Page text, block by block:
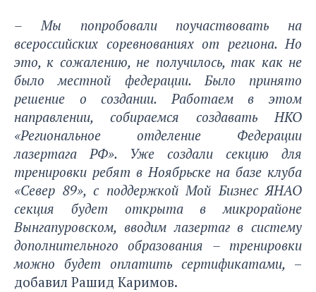
– Мы попробовали поучаствовать на
всероссийских соревнованиях от региона. Но
это, к сожалению, не получилось, так как не
было местной федерации. Было принято
решение о создании. Работаем в этом
направлении, собираемся создавать НКО
«Региональное отделение Федерации
лазертага РФ». Уже создали секцию для
тренировки ребят в Ноябрьске на базе клуба
«Север 89», с поддержкой Мой Бизнес ЯНАО
секция будет открыта в микрорайоне
Вынгапуровском, вводим лазертаг в систему
дополнительного образования – тренировки
можно будет оплатить сертификатами, –
добавил Рашид Каримов.